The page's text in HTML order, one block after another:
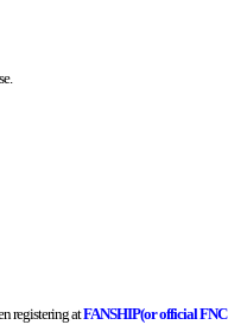
registering atFANSHIP(or official FNC